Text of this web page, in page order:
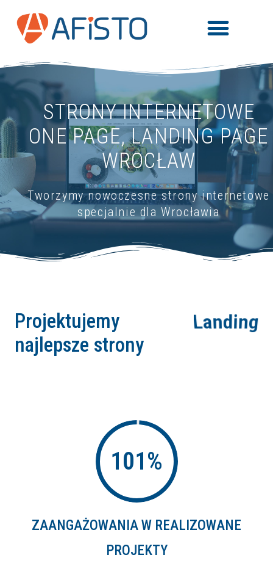
STRONY INTERNETOWE
ONE PAGE, LANDING PAGE
WROCŁAW
Tworzymy nowoczesne strony internetowe
specjalnie dla Wrocławia
Projektujemy najlepsze
strony
One
101%
ZAANGAŻOWANIA W REALIZOWANE
PROJEKTY